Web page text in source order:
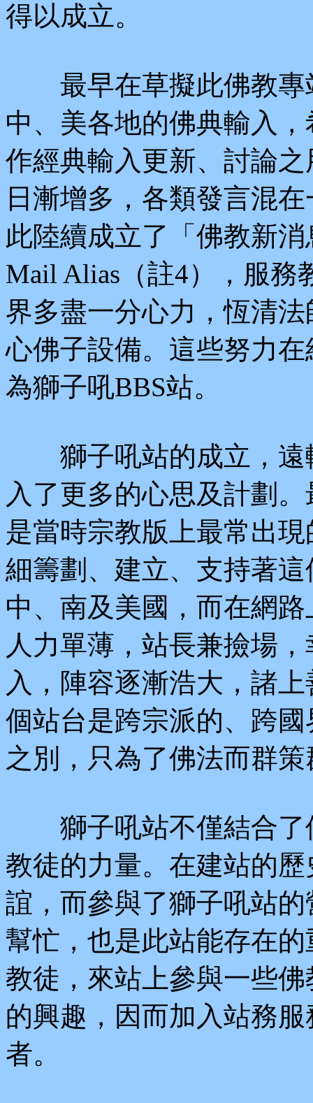
得以成立。
最早在草擬此佛教專
中、美各地的佛典輸入
作經典輸入更新、討論
日漸增多，各類發言混
此陸續成立了「佛教新
Mail Alias（註4），服務
界多盡一分心力，恆清
心佛子設備。這些努力
為獅子吼BBS站。
獅子吼站的成立，遠
入了更多的心思及計劃
是當時宗教版上最常出
細籌劃、建立、支持著
中、南及美國，而在網
人力單薄，站長兼撿場
入，陣容逐漸浩大，諸
個站台是跨宗派的、跨
之別，只為了佛法而群
獅子吼站不僅結合了
教徒的力量。在建站的
誼，而參與了獅子吼站
幫忙，也是此站能存在
教徒，來站上參與一些
的興趣，因而加入站務
者。